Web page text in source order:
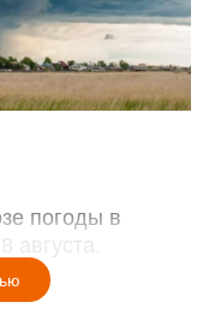
погоды в